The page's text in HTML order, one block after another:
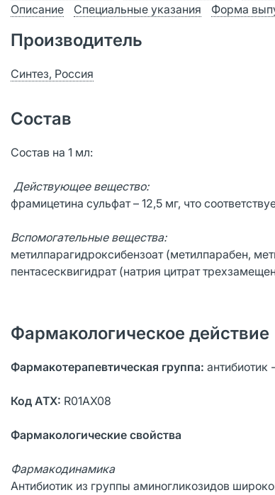
Описание
Специальные указания Форма
Производитель
Синтез, Россия
Состав
Состав на 1 мл:
Действующее вещество:
фрамицетина сульфат – 12,5 мг, что
Вспомогательные вещества:
метилпарагидроксибензоат (метилпарабен,
пентасесквигидрат (натрия цитрат
Фармакологическое действие
Фармакотерапевтическая группа: антибиотик
Код АТХ: R01AX08
Фармакологические свойства
Фармакодинамика
Антибиотик из группы аминогликозидов